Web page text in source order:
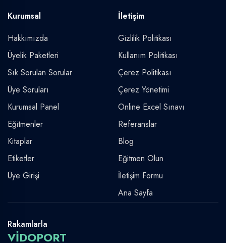
Kurumsal
Hakkımızda
Üyelik Paketleri
Sık Sorulan Sorular
Üye Soruları
Kurumsal Panel
Eğitmenler
Kitaplar
Etiketler
Üye Girişi
İletişim
Gizlilik Politikası
Kullanım Politikası
Çerez Politikası
Çerez Yönetimi
Online Excel Sınavı
Referanslar
Blog
Eğitmen Olun
İletişim Formu
Ana Sayfa
Rakamlarla
VİDOPORT